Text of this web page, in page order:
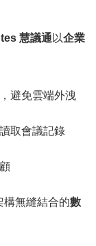
慧議通 以企業
避免雲端外洩
取會議記錄
構無縫結合的數